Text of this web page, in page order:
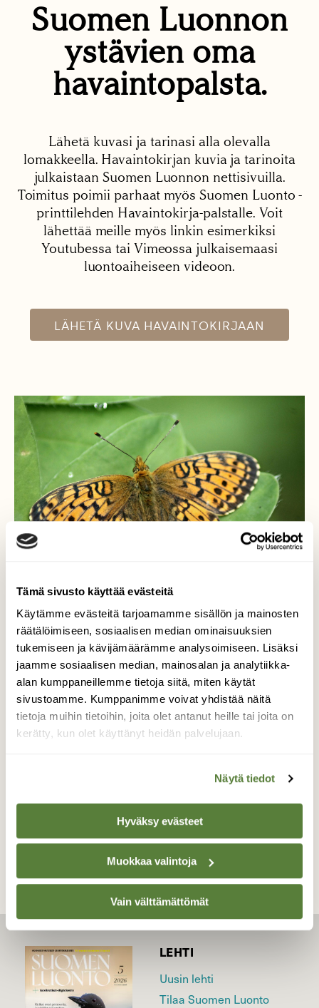
Tämä sivusto käyttää evästeitä
Käytämme evästeitä tarjoamamme sisällön ja mainosten
räätälöimiseen, sosiaalisen median ominaisuuksien
tukemiseen ja kävijämäärämme analysoimiseen. Lisäksi
jaamme sosiaalisen median, mainosalan ja analytiikka-
alan kumppaneillemme tietoja siitä, miten käytät
sivustoamme. Kumppanimme voivat yhdistää näitä
tietoja muihin tietoihin, joita olet antanut heille tai joita on
kerätty, kun olet käyttänyt heidän palvelujaan.
Näytä tiedot
Hyväksy evästeet
Muokkaa valintoja
Vain välttämättömät
Suomen Luonnon
ystävien oma
havaintopalsta.
Lähetä kuvasi ja tarinasi alla olevalla
lomakkeella. Havaintokirjan kuvia ja tarinoita
julkaistaan Suomen Luonnon nettisivuilla.
Toimitus poimii parhaat myös Suomen Luonto -
printtilehden Havaintokirja-palstalle. Voit
lähettää meille myös linkin esimerkiksi
Youtubessa tai Vimeossa julkaisemaasi
luontoaiheiseen videoon.
LÄHETÄ KUVA HAVAINTOKIRJAAN
Pursuhopeatäplä Boloria
euphrosyne
Liihottelin perhosten perässä ja sain
kuvattua tämän kaunistuksen.
TAKAISIN LISTAAN
LEHTI
Uusin lehti
Tilaa Suomen Luonto